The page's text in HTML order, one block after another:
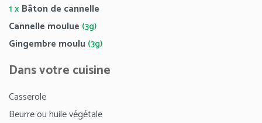
1 xBâton de cannelle
Cannelle moulue (3g)
Gingembre moulu(3g)
Dans votre cuisine
Casserole
Beurre ou huile végétale